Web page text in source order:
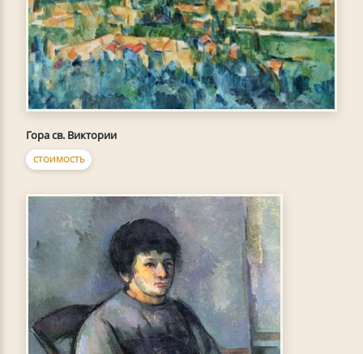
Гора св. Виктории
СТОИМОСТЬ